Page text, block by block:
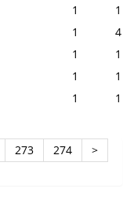
1
1
1
4
1
1
1
1
1 1
273 274
>